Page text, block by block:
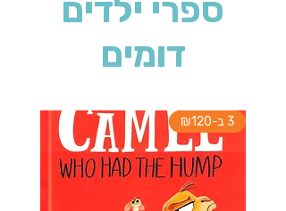
ספרי ילדים
דומים
3 ב-₪120